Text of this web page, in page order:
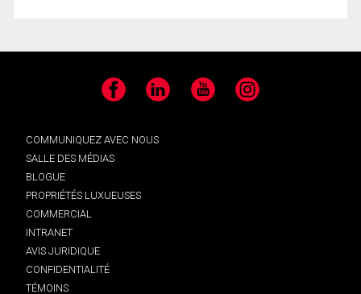
Facebook LinkedIn YouTube Instagram
COMMUNIQUEZ AVEC NOUS
SALLE DES MÉDIAS
BLOGUE
PROPRIÉTÉS LUXUEUSES
COMMERCIAL
INTRANET
AVIS JURIDIQUE
CONFIDENTIALITÉ
TÉMOINS